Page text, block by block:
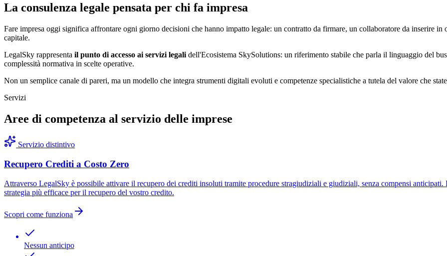
La consulenza legale pensata per chi fa impresa
Fare impresa oggi significa affrontare ogni giorno decisioni che hanno impatto legale: un contratto da firmare, un collaboratore da inserire
capitale.
LegalSky rappresenta il punto di accesso ai servizi legali dell'Ecosistema SkySolutions: un riferimento stabile che parla il linguaggio del
complessità normativa in scelte operative.
Non un semplice canale di pareri, ma un modello che integra strumenti digitali evoluti e competenze specialistiche a tutela del valore che
Servizi
Aree di competenza al servizio delle imprese
Servizio distintivo
Recupero Crediti a Costo Zero
Attraverso LegalSky è possibile attivare il recupero dei crediti insoluti tramite procedure stragiudiziali e giudiziali, senza compensi
strategia più efficace per il recupero del vostro credito.
Scopri come funziona
Nessun anticipo